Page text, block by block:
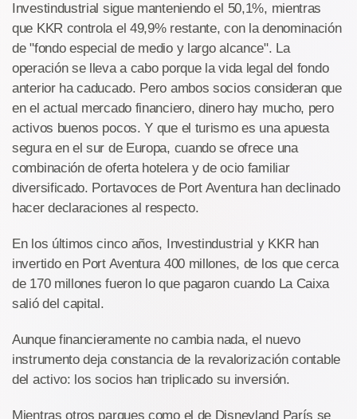
Investindustrial sigue manteniendo el 50,1%, mientras
que KKR controla el 49,9% restante, con la denominación
de "fondo especial de medio y largo alcance". La
operación se lleva a cabo porque la vida legal del fondo
anterior ha caducado. Pero ambos socios consideran que
en el actual mercado financiero, dinero hay mucho, pero
activos buenos pocos. Y que el turismo es una apuesta
segura en el sur de Europa, cuando se ofrece una
combinación de oferta hotelera y de ocio familiar
diversificado. Portavoces de Port Aventura han declinado
hacer declaraciones al respecto.
En los últimos cinco años, Investindustrial y KKR han
invertido en Port Aventura 400 millones, de los que cerca
de 170 millones fueron lo que pagaron cuando La Caixa
salió del capital.
Aunque financieramente no cambia nada, el nuevo
instrumento deja constancia de la revalorización contable
del activo: los socios han triplicado su inversión.
Mientras otros parques como el de Disneyland París se